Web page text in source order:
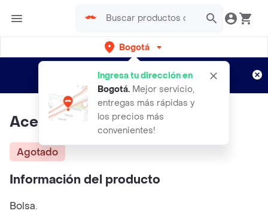
Bogotá
Ingresa tu dirección en
Bogotá. Mejor servicio,
entregas más rápidas y
los precios más
convenientes!
envíos gratis por semanas
Aplican TyC
Acepint Rodillo Montserrat 9
Agotado
Información del producto
Bolsa.